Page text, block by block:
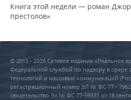
Книга этой недели — роман
престолов»
© 2015 - 2026 Сетевое издание «Реальное
Федеральной службой по надзору в
технологий и массовых коммуникаций
регистрационный номер ЭЛ № ФС 77 -
свидетельство Эл № ФС 77-59331 от 18